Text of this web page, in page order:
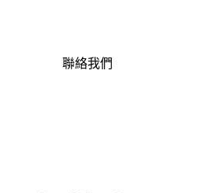
聯絡我們